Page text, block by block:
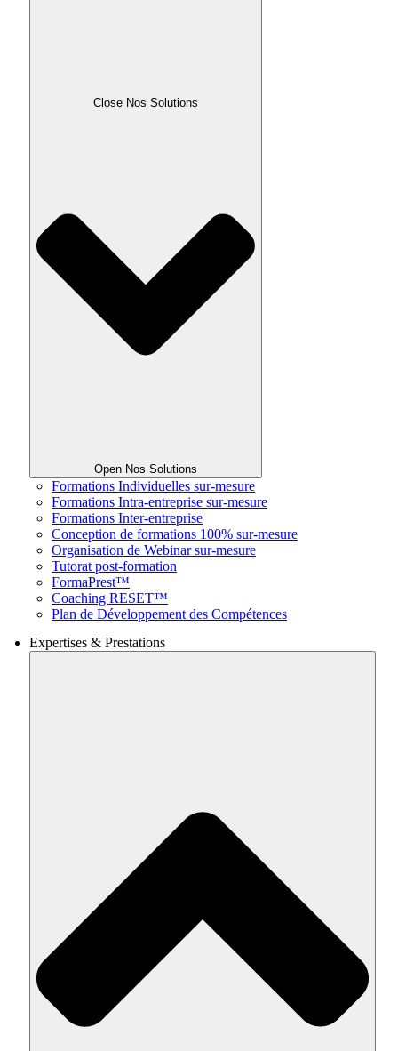
Close Nos Solutions
Open Nos Solutions
Formations Individuelles sur-mesure
Formations Intra-entreprise sur-mesure
Formations Inter-entreprise
Conception de formations 100% sur-mesure
Organisation de Webinar sur-mesure
Tutorat post-formation
FormaPrest™
Coaching RESET™
Plan de Développement des Compétences
Expertises & Prestations